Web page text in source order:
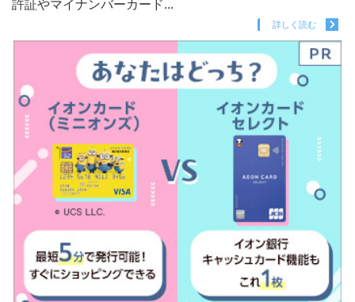
許証やマイナンバーカード...
詳しく読む